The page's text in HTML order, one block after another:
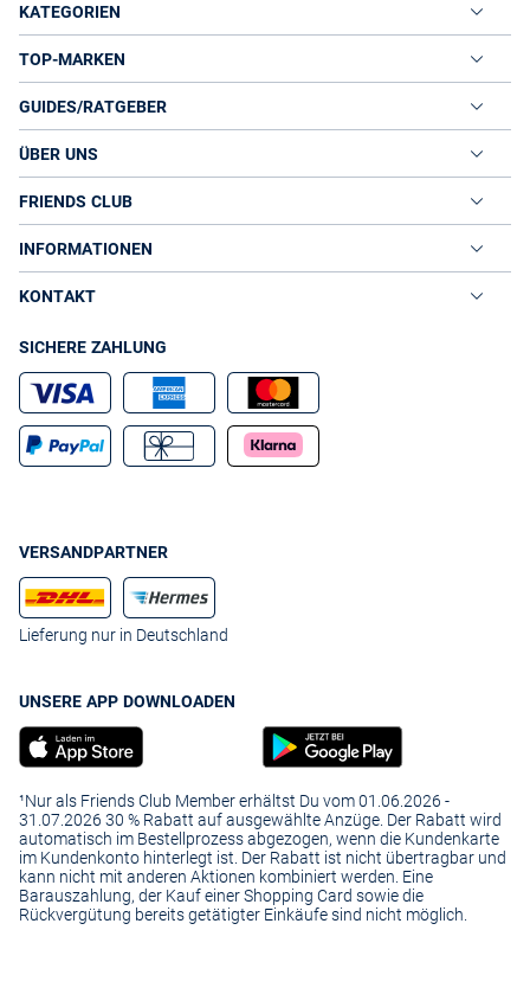
KATEGORIEN
TOP-MARKEN
GUIDES/RATGEBER
ÜBER UNS
FRIENDS CLUB
INFORMATIONEN
KONTAKT
SICHERE ZAHLUNG
VERSANDPARTNER
Lieferung nur in Deutschland
UNSERE APP DOWNLOADEN
¹Nur als Friends Club Member erhältst Du vom 01.06.2026 -
31.07.2026 30 % Rabatt auf ausgewählte Anzüge. Der Rabatt wird
automatisch im Bestellprozess abgezogen, wenn die Kundenkarte
im Kundenkonto hinterlegt ist. Der Rabatt ist nicht übertragbar und
kann nicht mit anderen Aktionen kombiniert werden. Eine
Barauszahlung, der Kauf einer Shopping Card sowie die
Rückvergütung bereits getätigter Einkäufe sind nicht möglich.